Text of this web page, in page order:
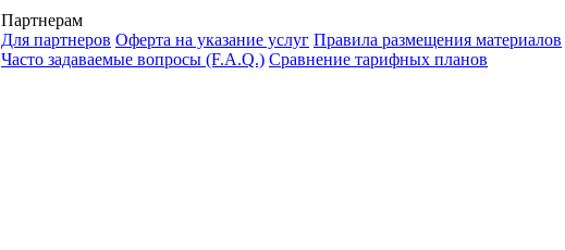
Партнерам
Для партнеров Оферта на указание услуг Правила размещения материалов
Часто задаваемые вопросы (F.A.Q.) Cравнение тарифных планов